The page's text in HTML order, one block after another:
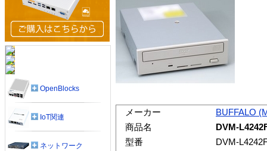
メーカー
BUFFALO
商品名
DVM-
型番
DVM-
OpenBlocks
IoT関連
ネットワーク